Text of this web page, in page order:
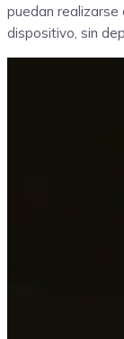
puedan
dispositivo, sin